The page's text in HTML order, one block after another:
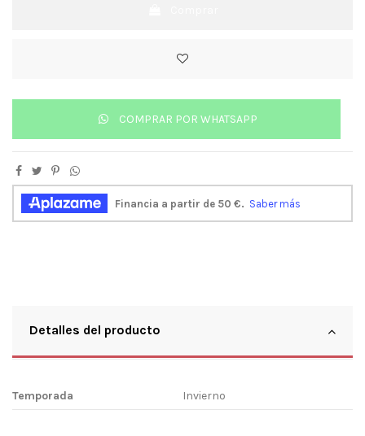
COMPRAR POR WHATSAPP
Detalles del producto
Temporada Invierno